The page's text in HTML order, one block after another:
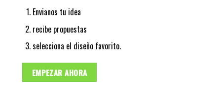
Envianos tu idea
recibe propuestas
selecciona el diseño favorito.
EMPEZAR AHORA